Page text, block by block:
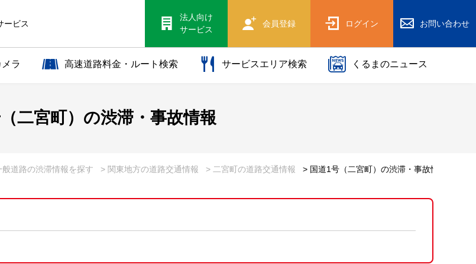
ービス
法人向け
サービス
会員登録 ログイン お問い合わせ
ラ 高速道路料金・ルート検索 サービスエリア検索 くるまのニュース
二宮町）の渋滞・事故情報
般道路の渋滞情報を探す > 関東地方の道路交通情報 > 二宮町の道路交通情報 > 国道1号（二宮町）の渋滞・事故情報